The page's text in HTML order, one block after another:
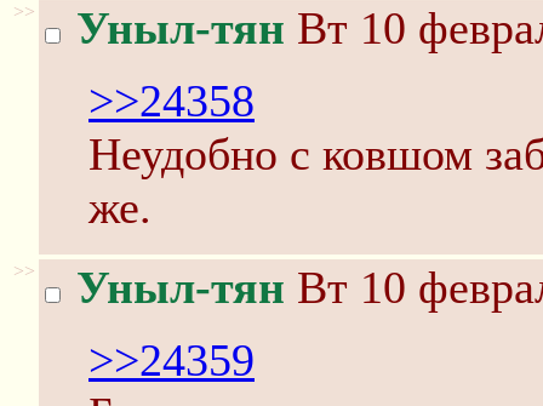
>> Уныл-тян Вт 10
>>24358
Неудобно с ковшом
же.
>> Уныл-тян Вт 10
>>24359